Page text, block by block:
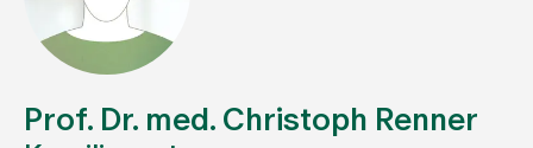
Fachbereiche
Aufenthalt
Prof. Dr. med. Christoph Renner